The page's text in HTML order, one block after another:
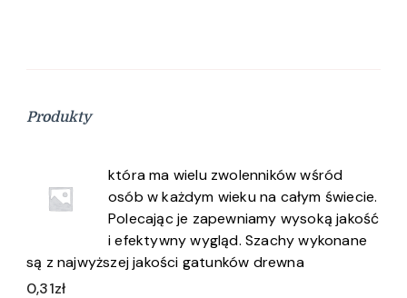
Produkty
która ma wielu zwolenników wśród
osób w każdym wieku na całym świecie.
Polecając je zapewniamy wysoką jakość
i efektywny wygląd. Szachy wykonane
są z najwyższej jakości gatunków drewna
0,31zł